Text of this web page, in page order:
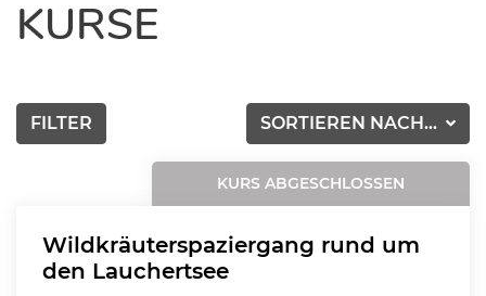
KURSE
SORTIEREN NACH...
FILTER
KURS ABGESCHLOSSEN
Wildkräuterspaziergang rund um
den Lauchertsee